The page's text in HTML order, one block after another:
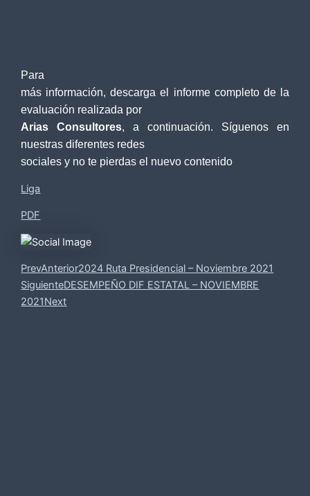
Para
más información, descarga el informe completo de la
evaluación realizada por
Arias Consultores, a continuación. Síguenos en
nuestras diferentes redes
sociales y no te pierdas el nuevo contenido
Liga
PDF
PrevAnterior2024 Ruta Presidencial – Noviembre 2021
SiguienteDESEMPEÑO DIF ESTATAL – NOVIEMBRE
2021Next